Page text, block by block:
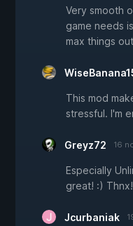
Very smooth
game needs
max things
This mod
stressful. I'm
Greyz72 16
Especially
great! :) Thnx!
Jcurbaniak